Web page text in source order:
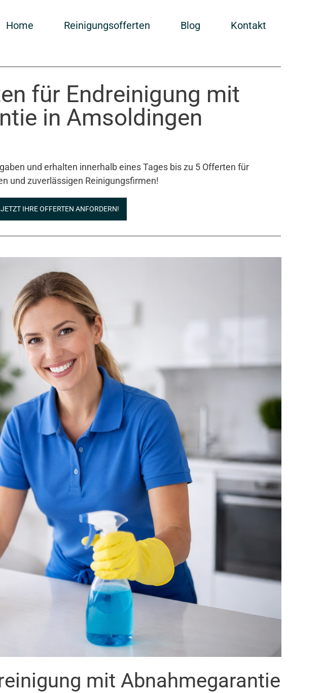
Home Reinigungsofferten Blog Kontakt
für Endreinigung mit
in Amsoldingen
und erhalten innerhalb eines Tages bis zu 5 Offerten für
und zuverlässigen Reinigungsfirmen!
JETZT IHRE OFFERTEN ANFORDERN!
mit Abnahmegarantie